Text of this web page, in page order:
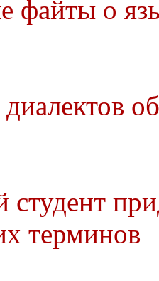
файты о
студент
терминов